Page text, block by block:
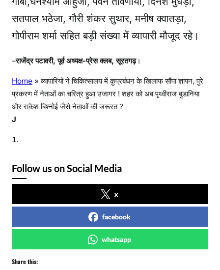
सतपाल भठेजा, गौरी शंकर सुथार, मनीष क्वातड़ा,
गोपीराम शर्मा सहित बड़ी संख्या में व्यापारी मौजूद रहे।
–राजेंद्र पटावरी, पूर्व अध्यक्ष-प्रेस क्लब, सूरतगढ़।
Home »व्यापारियों ने चिकित्सालय में कुप्रबंधन के खिलाफ सौंपा ज्ञापन, पुरे
प्रकरण में नेताओं का चरित्र हुआ उजागर ! शहर को अब पृथ्वीराज बुडानिया
और राकेश बिश्नोई जैसे नेताओं की जरूरत ?
J
Follow us on Social Media
x
facebook
whatsapp
Share this: